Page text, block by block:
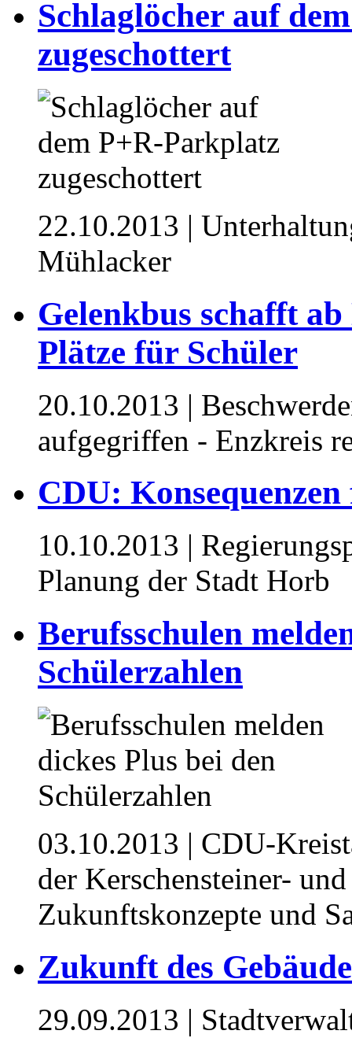
Schlaglöcher auf
zugeschottert
22.10.2013 |
Mühlacker
Gelenkbus schafft
Plätze für Schüler
20.10.2013 |
aufgegriffen - Enzkreis
CDU:
10.10.2013 |
Planung der Stadt Horb
Berufsschulen
Schülerzahlen
03.10.2013 | CDU-
der Kerschensteiner-
Zukunftskonzepte und
Zukunft des
29.09.2013 |